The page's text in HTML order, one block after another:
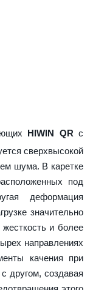
HIWIN QR с
сверхвысокой
шума. В каретке
под
деформация
значительно
и более
направлениях
качения при
другом, создавая